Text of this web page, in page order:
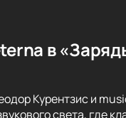
в
Курентзис и
света, где